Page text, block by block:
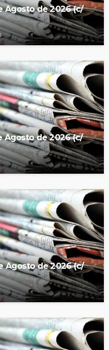
Agosto de 2026 (c/
Agosto de 2026 (c/
Agosto de 2026 (c/